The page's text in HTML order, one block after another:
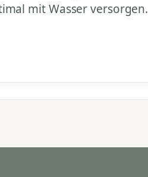
mit Wasser versorgen.